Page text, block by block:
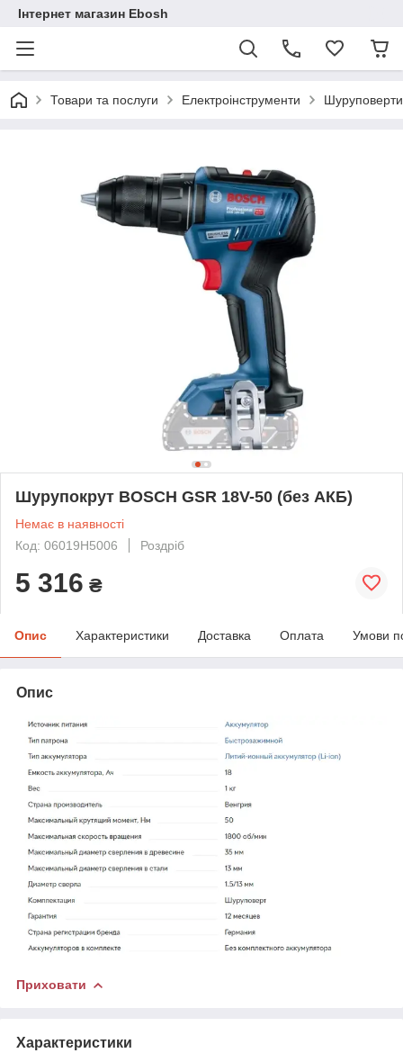
Інтернет магазин Ebosh
Товари та послуги Електроінструменти Шуруповерти
Шурупокрут BOSCH GSR 18V-50 (без АКБ)
Немає в наявності
Код: 06019H5006
Роздріб
5 316 ₴
Опис Характеристики Доставка Оплата Умови
Опис
Приховати
Характеристики